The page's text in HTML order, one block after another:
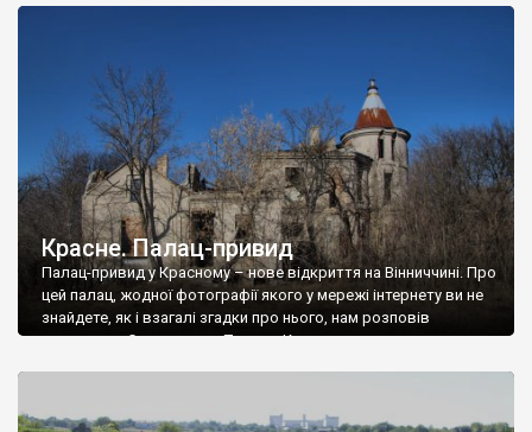
Красне. Палац-привид
Палац-привид у Красному – нове відкриття на Вінниччині. Про
цей палац, жодної фотографії якого у мережі інтернету ви не
знайдете, як і взагалі згадки про нього, нам розповів
мешканець Самгородка. Палац у Красному вразив не лише